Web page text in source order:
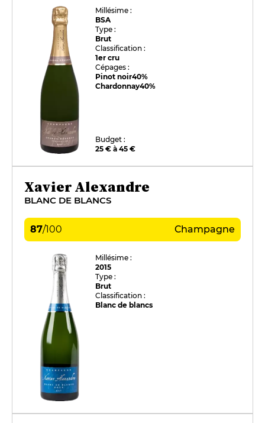
Millésime :
BSA
Type :
Brut
Classification :
1er cru
Cépages :
Pinot noir40%
Chardonnay40%
Budget :
25 € à 45 €
Xavier Alexandre
BLANC DE BLANCS
87/100 Champagne
Millésime :
2015
Type :
Brut
Classification :
Blanc de blancs